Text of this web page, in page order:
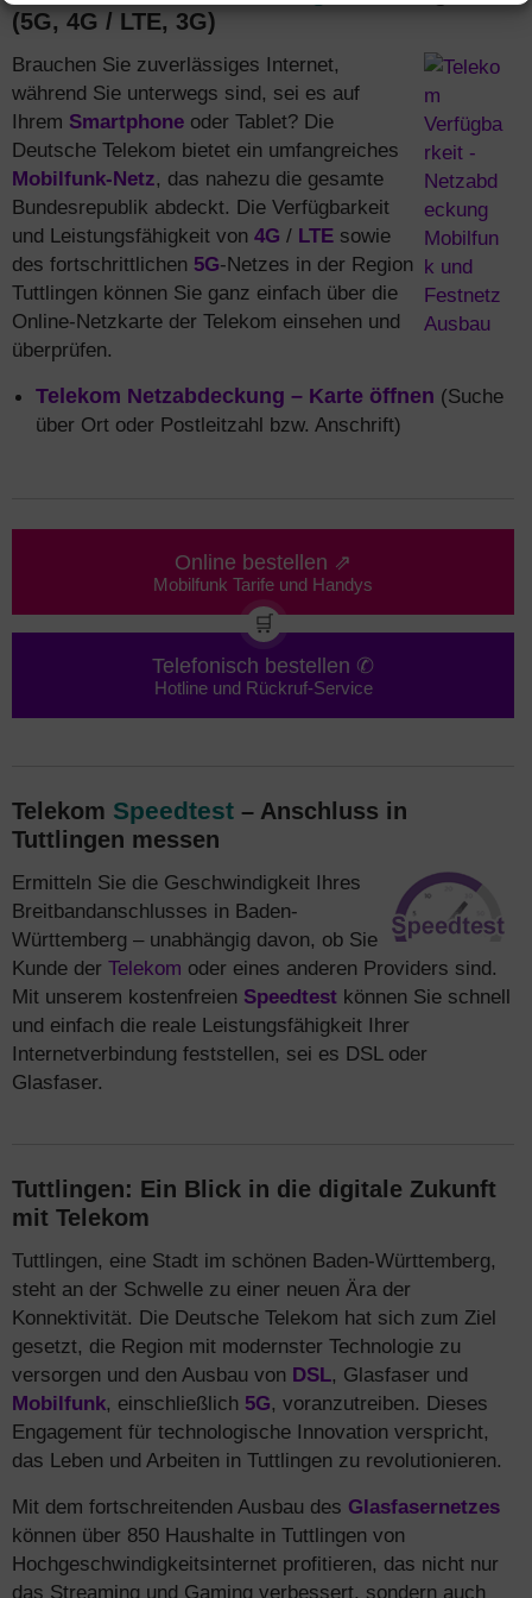
(5G, 4G / LTE, 3G)
Brauchen Sie zuverlässiges Internet,
während Sie unterwegs sind, sei es auf
Ihrem Smartphone oder Tablet? Die
Deutsche Telekom bietet ein umfangreiches
Mobilfunk-Netz, das nahezu die gesamte
Bundesrepublik abdeckt. Die Verfügbarkeit
und Leistungsfähigkeit von 4G / LTE sowie
des fortschrittlichen 5G-Netzes in der Region
Tuttlingen können Sie ganz einfach über die
Online-Netzkarte der Telekom einsehen und
überprüfen.
Telekom Netzabdeckung – Karte öffnen (Suche
über Ort oder Postleitzahl bzw. Anschrift)
Online bestellen ⇗
Mobilfunk Tarife und Handys
🛒
Telefonisch bestellen ✆
Hotline und Rückruf-Service
Telekom Speedtest – Anschluss in
Tuttlingen messen
Ermitteln Sie die Geschwindigkeit Ihres
Breitbandanschlusses in Baden-
Württemberg – unabhängig davon, ob Sie
Kunde der Telekom oder eines anderen Providers sind.
Mit unserem kostenfreien Speedtest können Sie schnell
und einfach die reale Leistungsfähigkeit Ihrer
Internetverbindung feststellen, sei es DSL oder
Glasfaser.
Tuttlingen: Ein Blick in die digitale Zukunft
mit Telekom
Tuttlingen, eine Stadt im schönen Baden-Württemberg,
steht an der Schwelle zu einer neuen Ära der
Konnektivität. Die Deutsche Telekom hat sich zum Ziel
gesetzt, die Region mit modernster Technologie zu
versorgen und den Ausbau von DSL, Glasfaser und
Mobilfunk, einschließlich 5G, voranzutreiben. Dieses
Engagement für technologische Innovation verspricht,
das Leben und Arbeiten in Tuttlingen zu revolutionieren.
Mit dem fortschreitenden Ausbau des Glasfasernetzes
können über 850 Haushalte in Tuttlingen von
Hochgeschwindigkeitsinternet profitieren, das nicht nur
das Streaming und Gaming verbessert, sondern auch